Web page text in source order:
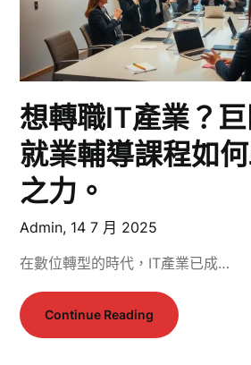
想轉職IT產業？
就業輔導課程如
之力。
Admin, 14 7 月 2025
在數位轉型的時代，IT產業已成…
Continue Reading